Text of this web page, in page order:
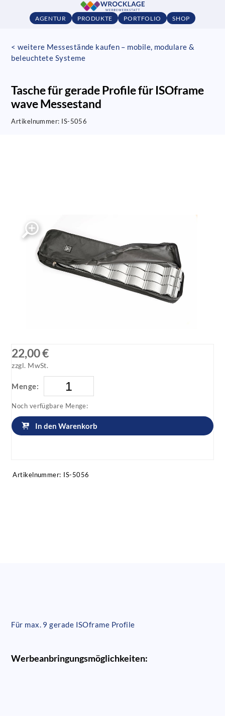
AGENTUR PRODUKTE PORTFOLIO SHOP
< weitere Messestände kaufen – mobile, modulare &
beleuchtete Systeme
Tasche für gerade Profile für ISOframe
wave Messestand
Artikelnummer: IS-5056
22,00 €
zzgl. MwSt.
Menge:
Noch verfügbare Menge:
In den Warenkorb
Artikelnummer: IS-5056
Für max. 9 gerade ISOframe Profile
Werbeanbringungsmöglichkeiten: